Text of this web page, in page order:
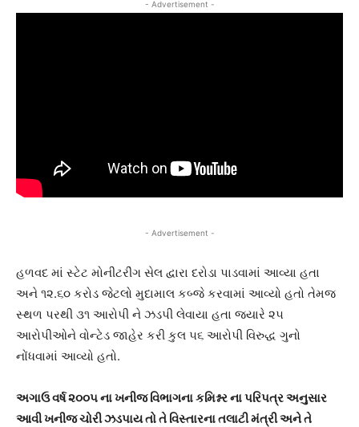
- Advertisement -
- Advertisement -
હળવદ માં સ્ટેટ મોનીટરીંગ સેલ દ્વારા દરોડા પાડવામાં આવ્યા હતા
અને ૧૨.૬૦ કરોડ જેટલો મુદામાલ કબ્જે કરવામાં આવ્યો હતો તેમજ
સ્થળ પરથી ૩૧ આરોપી ને ઝડપી લેવાયા હતા જ્યારે ૨૫
આરોપીઓને વોન્ટેડ જાહેર કરી કુલ ૫૬ આરોપી વિરુદ્ધ ગુનો
નોંધવામાં આવ્યો હતો.
અગાઉ વર્ષ ૨૦૦૫ ના ખનીજ વિભાગના કમિશ્નર ના પરિપત્ર અનુસાર
આવી ખનીજ ચોરી ઝડપાય તો તે વિસ્તારના તલાટી મંત્રી અને તે